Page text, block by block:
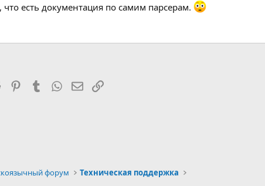
есть документация по самим парсерам.
Reddit PinterestTumblrWhatsAppЭлектронная почта
Ссылка
форум Техническая поддержка